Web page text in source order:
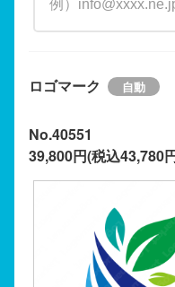
ロゴマーク
No.40551
39,800円(税込43,780